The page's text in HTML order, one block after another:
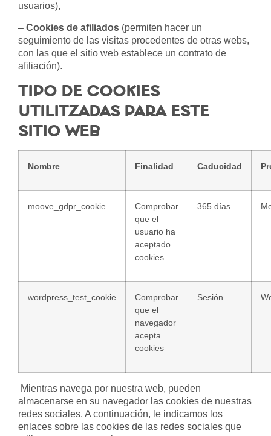
usuarios),
– Cookies de afiliados (permiten hacer un
seguimiento de las visitas procedentes de otras webs,
con las que el sitio web establece un contrato de
afiliación).
TIPO DE COOKIES
UTILITZADAS PARA ESTE
SITIO WEB
Nombre Finalidad Caducidad
moove_gdpr_cookie
Comprobar
que el
usuario ha
aceptado
cookies
365 días
wordpress_test_cookie
Comprobar
que el
navegador
acepta
cookies
Sesión
Mientras navega por nuestra web, pueden
almacenarse en su navegador las cookies de nuestras
redes sociales. A continuación, le indicamos los
enlaces sobre las cookies de las redes sociales que